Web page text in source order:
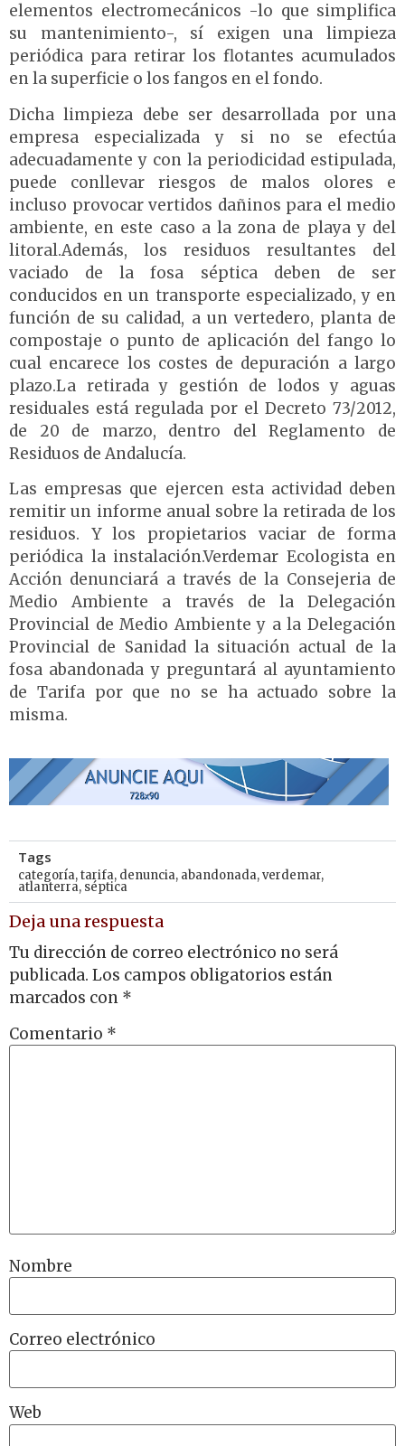
elementos electromecánicos -lo que simplifica
su mantenimiento-, sí exigen una limpieza
periódica para retirar los flotantes acumulados
en la superficie o los fangos en el fondo.
Dicha limpieza debe ser desarrollada por una
empresa especializada y si no se efectúa
adecuadamente y con la periodicidad estipulada,
puede conllevar riesgos de malos olores e
incluso provocar vertidos dañinos para el medio
ambiente, en este caso a la zona de playa y del
litoral.Además, los residuos resultantes del
vaciado de la fosa séptica deben de ser
conducidos en un transporte especializado, y en
función de su calidad, a un vertedero, planta de
compostaje o punto de aplicación del fango lo
cual encarece los costes de depuración a largo
plazo.La retirada y gestión de lodos y aguas
residuales está regulada por el Decreto 73/2012,
de 20 de marzo, dentro del Reglamento de
Residuos de Andalucía.
Las empresas que ejercen esta actividad deben
remitir un informe anual sobre la retirada de los
residuos. Y los propietarios vaciar de forma
periódica la instalación.Verdemar Ecologista en
Acción denunciará a través de la Consejeria de
Medio Ambiente a través de la Delegación
Provincial de Medio Ambiente y a la Delegación
Provincial de Sanidad la situación actual de la
fosa abandonada y preguntará al ayuntamiento
de Tarifa por que no se ha actuado sobre la
misma.
Tags
categoría,tarifa, denuncia, abandonada,verdemar,
atlanterra, séptica
Deja una respuesta
Tu dirección de correo electrónico no será
publicada. Los campos obligatorios están
marcados con *
Comentario *
Nombre
Correo electrónico
Web